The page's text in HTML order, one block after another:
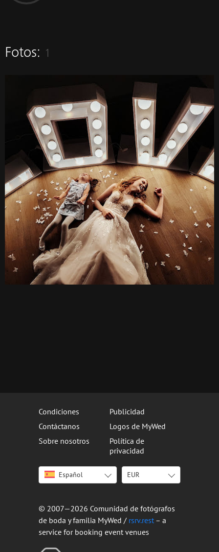
Fotos: 1
Condiciones
Publicidad
Contáctanos
Logos de MyWed
Sobre nosotros
Política de
privacidad
Español
English
Français
Português
EUR
USD
CLP
© 2007—2026 Comunidad de fotógrafos
de boda y familia MyWed / rsrv.rest – a
service for booking event venues